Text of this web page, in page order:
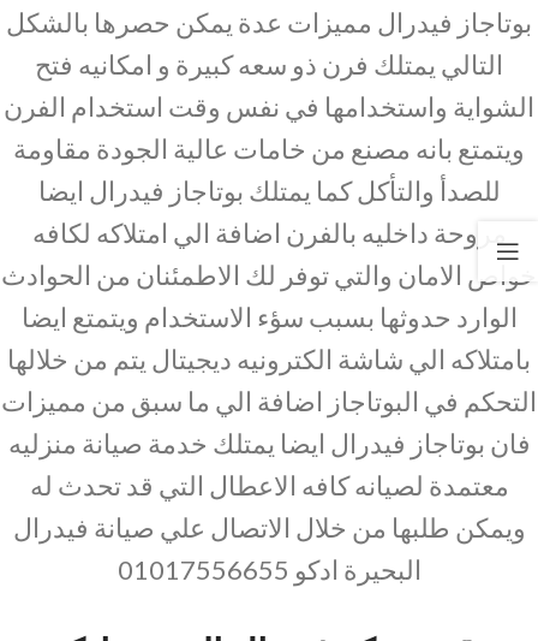
بوتاجاز فيدرال مميزات عدة يمكن حصرها بالشكل
التالي يمتلك فرن ذو سعه كبيرة و امكانيه فتح
الشواية واستخدامها في نفس وقت استخدام الفرن
ويتمتع بانه مصنع من خامات عالية الجودة مقاومة
للصدأ والتأكل كما يمتلك بوتاجاز فيدرال ايضا
مروحة داخليه بالفرن اضافة الي امتلاكه لكافه
خواص الامان والتي توفر لك الاطمئنان من الحوادث
الوارد حدوثها بسبب سؤء الاستخدام ويتمتع ايضا
بامتلاكه الي شاشة الكترونيه ديجيتال يتم من خلالها
التحكم في البوتاجاز اضافة الي ما سبق من مميزات
فان بوتاجاز فيدرال ايضا يمتلك خدمة صيانة منزليه
معتمدة لصيانه كافه الاعطال التي قد تحدث له
ويمكن طلبها من خلال الاتصال علي صيانة فيدرال
البحيرة ادكو 01017556655